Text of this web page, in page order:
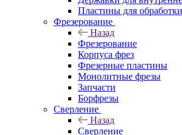
Пластины для
Фрезерование
Назад
Фрезерование
Корпуса фрез
Фрезерные пластины
Монолитные фрезы
Запчасти
Борфрезы
Сверление
Назад
Сверление